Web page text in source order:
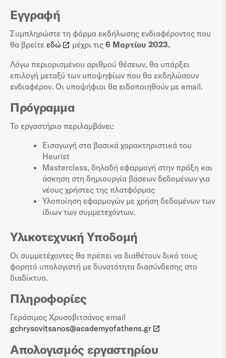
Εγγραφή
Συμπληρώστε τη φόρμα εκδήλωσης ενδιαφέροντος που
θα βρείτε εδώ μέχρι τις6 Μαρτίου 2023.
Λόγω περιορισμένου αριθμού θέσεων, θα υπάρξει
επιλογή μεταξύ των υποψηφίων που θα εκδηλώσουν
ενδιαφέρον. Οι υποψήφιοι θα ειδοποιηθούν με email.
Πρόγραμμα
Το εργαστήριο περιλαμβάνει:
Εισαγωγή στα βασικά χαρακτηριστικά του
Heurist
Masterclass, δηλαδή εφαρμογή στην πράξη και
άσκηση στη δημιουργία βάσεων δεδομένων για
νέους χρήστες της πλατφόρμας
Υλοποίηση εφαρμογών με χρήση δεδομένων των
ίδιων των συμμετεχόντων.
Υλικοτεχνική Υποδομή
Οι συμμετέχοντες θα πρέπει να διαθέτουν δικό τους
φορητό υπολογιστή με δυνατότητα διασύνδεσης στο
διαδίκτυο.
Πληροφορίες
Γεράσιμος Χρυσοβιτσάνος email
gchrysovitsanos@academyofathens.gr
Απολογισμός εργαστηρίου